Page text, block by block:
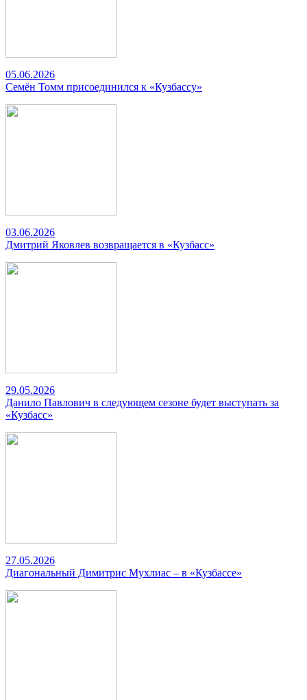
05.06.2026
Семён Томм присоединился к «Кузбассу»
03.06.2026
Дмитрий Яковлев возвращается в «Кузбасс»
29.05.2026
Данило Павлович в следующем сезоне будет выступать за
«Кузбасс»
27.05.2026
Диагональный Димитрис Мухлиас – в «Кузбассе»